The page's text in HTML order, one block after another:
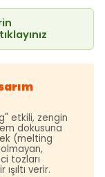
etkili, zengin
dokusuna
(melting
tozları
verir.